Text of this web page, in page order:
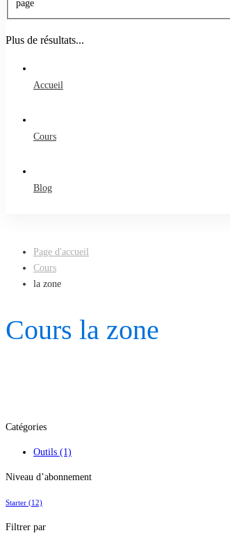
page
Plus de résultats...
Accueil
Cours
Blog
Page d'accueil
Cours
la zone
Cours la zone
Catégories
Outils (1)
Niveau d’abonnement
Starter (12)
Filtrer par